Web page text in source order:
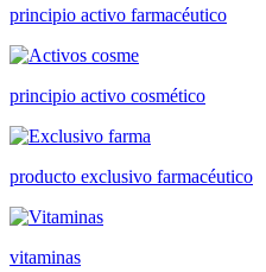
principio activo farmacéutico
principio activo cosmético
producto exclusivo farmacéutico
vitaminas